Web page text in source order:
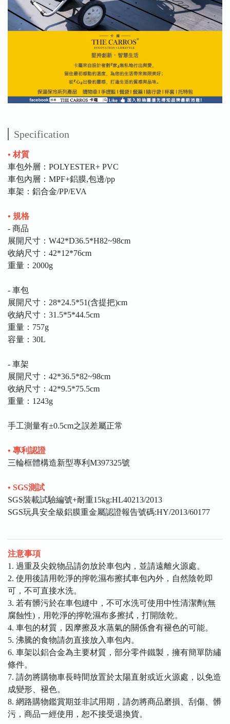
Specification
• 材質
車包外層：POLYESTER+ PVC
車包內層：MPF+鋁膜,包邊/pp
車架：鋁合金/PP/EVA
• 規格
- 商品
展開尺寸：W42*D36.5*H82~98cm
收納尺寸：42*12*76cm
重量：2000g
- 車包
展開尺寸：28*24.5*51(含提把)cm
收納尺寸：31.5*5*44.5cm
重量：757g
容量：30L
- 車架
展開尺寸：42*36.5*82~98cm
收納尺寸：42*9.5*75.5cm
重量：1243g
手工測量有±0.5cm之誤差屬正常
• 專利認證
三輪框體構造新型專利M397325號
• SGS測試
SGS裝載試驗編號+耐重15kg:HL40213/2013
SGS玩具安全級鋁膜重金屬認證報告號碼:HY/2013/60177
注意事項
1. 過重及尖銳物品請勿放於車包內，並請遠離火源處。
2. 使用後請用乾淨的擰乾濕布擦拭車包內外，自然陰乾即
可，不可直接水洗。
3. 若有髒污於在車包縫中，不可水洗可使用中性清潔劑(無
腐蝕性)，用乾淨的擰乾濕布多擦拭，打開陰乾。
4. 車包的材質，因摩擦及水蒸氣的關係會有褪色的可能。
5. 沸騰的食物請勿直接放入車包內。
6. 車架以鋁合金為主要材質，部分零件鐵製，擁有簡單防繡
條件。
7. 請勿將購物車長時間放置於太陽直射或近火源處，以免造
成變形、褪色。
8. 網路購物鑑賞期並非試用期，請勿將商品磨損、刮傷、髒
污，商品一經使用，恕不接受退換貨。